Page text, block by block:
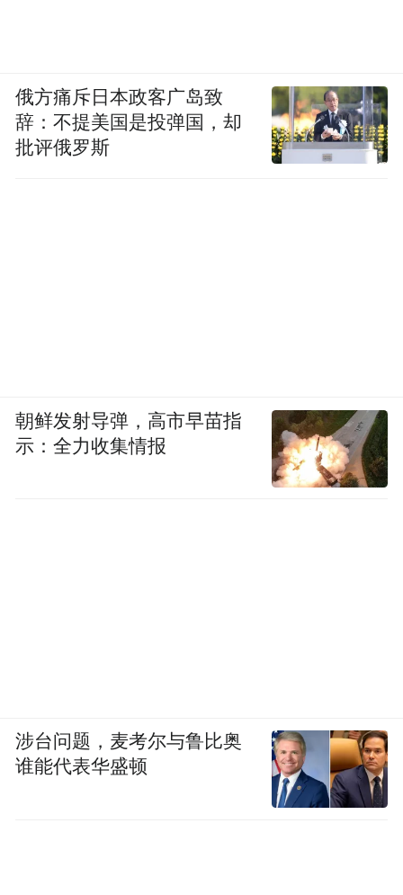
俄方痛斥日本政客广岛致
辞：不提美国是投弹国，却
批评俄罗斯
朝鲜发射导弹，高市早苗指
示：全力收集情报
涉台问题，麦考尔与鲁比奥
谁能代表华盛顿